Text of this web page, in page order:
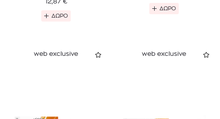
ΔΩΡΟ
ΔΩΡΟ
web exclusive web exclusive